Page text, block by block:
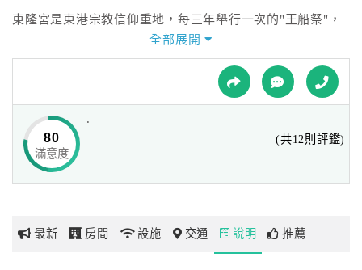
球
網
玩
東隆宮是東港宗教信仰重地，每三年舉行一次的"王船祭"，
除大型廟會活動外，最後一天的燒王船儀式是祭典的高潮，
過年可以不回來，但東港迎王在國內外的東港人，一定會回
來朝聖。
全部展開
80
滿意度
.
(共12則評鑑)
最新 房間 設施 交通 說明 推薦